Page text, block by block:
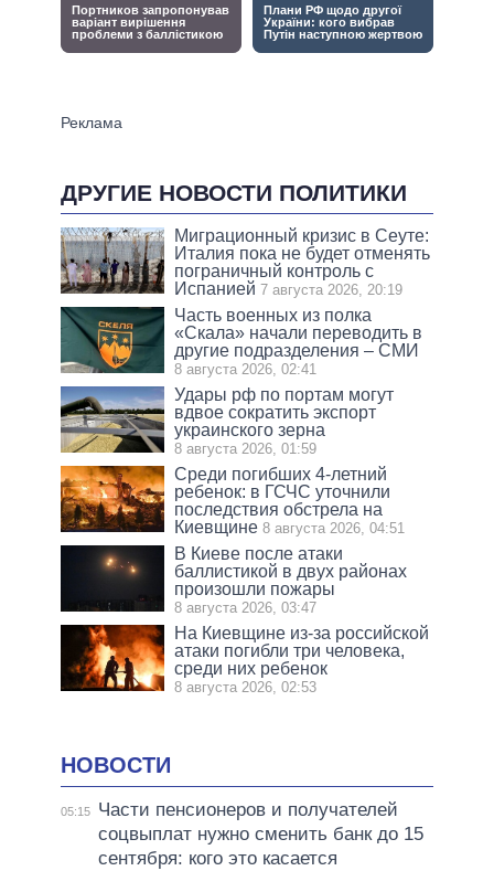
ДРУГИЕ НОВОСТИ ПОЛИТИКИ
Миграционный кризис в Сеуте:
Италия пока не будет отменять
пограничный контроль с
Испанией 7 августа 2026, 20:19
Часть военных из полка
«Скала» начали переводить в
другие подразделения – СМИ
8 августа 2026, 02:41
Удары рф по портам могут
вдвое сократить экспорт
украинского зерна
8 августа 2026, 01:59
Среди погибших 4-летний
ребенок: в ГСЧС уточнили
последствия обстрела на
Киевщине 8 августа 2026, 04:51
В Киеве после атаки
баллистикой в двух районах
произошли пожары
8 августа 2026, 03:47
На Киевщине из-за российской
атаки погибли три человека,
среди них ребенок
8 августа 2026, 02:53
НОВОСТИ
05:15
Части пенсионеров и получателей
соцвыплат нужно сменить банк до 15
сентября: кого это касается